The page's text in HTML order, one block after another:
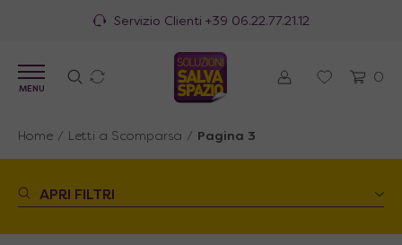
100% Made in Italy
0
MENU
Home / Letti a Scomparsa / Pagina 3
APRI FILTRI